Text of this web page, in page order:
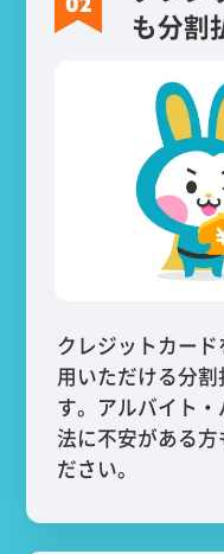
も分割
クレジットカー
用いただける分
す。アルバイト
法に不安がある
ださい。